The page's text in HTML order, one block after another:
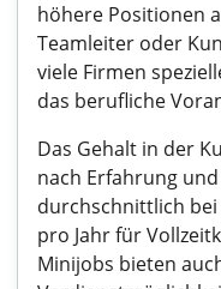
höhere Positionen
Teamleiter oder
viele Firmen
das berufliche
Das Gehalt in der
nach Erfahrung
durchschnittlich bei
pro Jahr für
Minijobs bieten